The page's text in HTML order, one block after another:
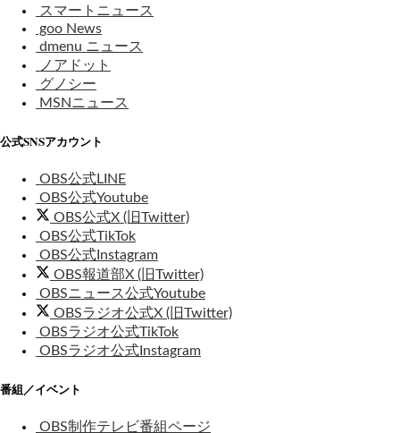
スマートニュース
goo News
dmenu ニュース
ノアドット
グノシー
MSNニュース
公式SNSアカウント
OBS公式LINE
OBS公式Youtube
OBS公式X (旧Twitter)
OBS公式TikTok
OBS公式Instagram
OBS報道部X (旧Twitter)
OBSニュース公式Youtube
OBSラジオ公式X (旧Twitter)
OBSラジオ公式TikTok
OBSラジオ公式Instagram
番組／イベント
OBS制作テレビ番組ページ